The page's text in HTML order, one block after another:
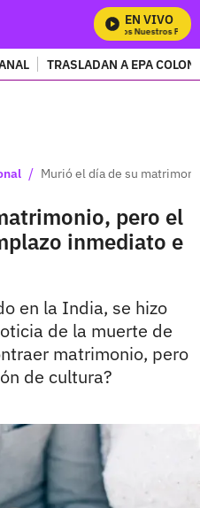
EN VIVO
Mira Todos Nuestros
TRASLADAN A EPA
/ Murió el día de su
pero el
inmediato e
en la India, se hizo
de la muerte de
matrimonio, pero
de cultura?